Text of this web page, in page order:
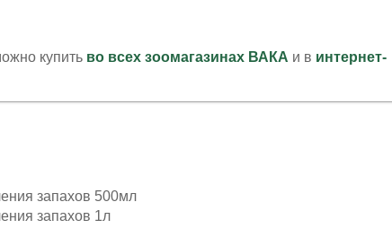
купить во всех зоомагазинах ВАКА и в интернет-
запахов 500мл
запахов 1л